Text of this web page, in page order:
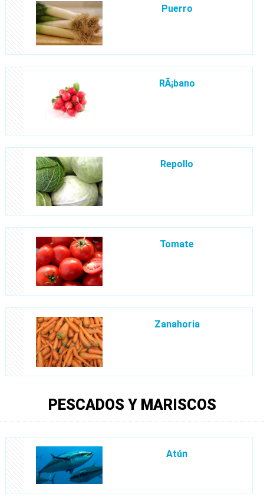
Puerro
RÃ¡bano
Repollo
Tomate
Zanahoria
PESCADOS Y MARISCOS
Atún